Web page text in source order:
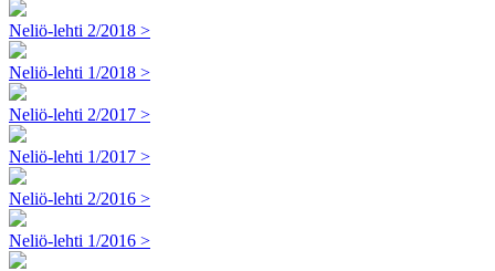
Neliö-lehti 2/2018 >
Neliö-lehti 1/2018 >
Neliö-lehti 2/2017 >
Neliö-lehti 1/2017 >
Neliö-lehti 2/2016 >
Neliö-lehti 1/2016 >